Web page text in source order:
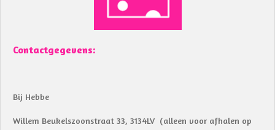
Contactgegevens:
Bij Hebbe
Willem Beukelszoonstraat 33, 3134LV (alleen voor afhalen op